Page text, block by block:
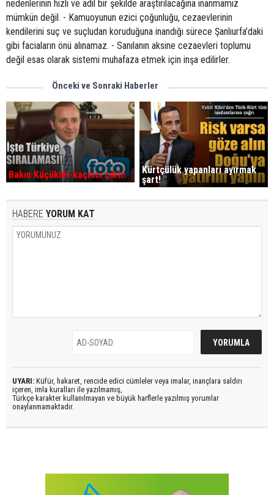
nedenlerinin hızlı ve adil bir şekilde araştırılacağına inanmamız
mümkün değil. - Kamuoyunun ezici çoğunluğu, cezaevlerinin
kendilerini suç ve suçludan koruduğuna inandığı sürece Şanlıurfa’daki
gibi faciaların önü alınamaz. - Sanılanın aksine cezaevleri toplumu
değil esas olarak sistemi muhafaza etmek için inşa edilirler.
Önceki ve Sonraki Haberler
Bakın Küçükler kaçıncı çıktı!
Kürtçülük yapanları ayırmak
şart!
HABERE YORUM KAT
UYARI: Küfür, hakaret, rencide edici cümleler veya imalar, inançlara saldırı
içeren, imla kuralları ile yazılmamış,
Türkçe karakter kullanılmayan ve büyük harflerle yazılmış yorumlar
onaylanmamaktadır.